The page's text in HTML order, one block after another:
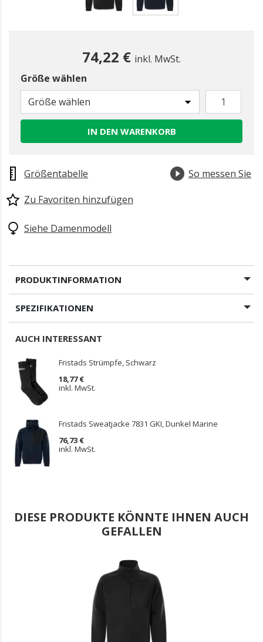
74,22 € inkl. MwSt.
Größe wählen
Größe wählen
IN DEN WARENKORB
Größentabelle
So messen Sie
Zu Favoriten hinzufügen
Siehe Damenmodell
PRODUKTINFORMATION
SPEZIFIKATIONEN
AUCH INTERESSANT
Fristads Strümpfe, Schwarz
18,77 €
inkl. MwSt.
Fristads Sweatjacke 7831 GKI, Dunkel Marine
76,73 €
inkl. MwSt.
DIESE PRODUKTE KÖNNTE IHNEN AUCH
GEFALLEN